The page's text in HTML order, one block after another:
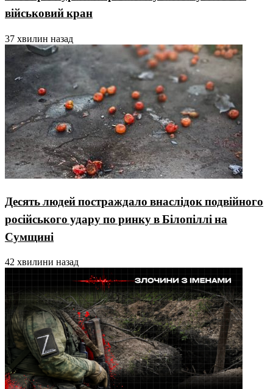
військовий кран
37 хвилин назад
Десять людей постраждало внаслідок подвійного
російського удару по ринку в Білопіллі на
Сумщині
42 хвилини назад